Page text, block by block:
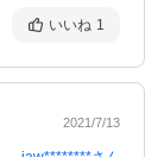
いいね 1
2021/7/13